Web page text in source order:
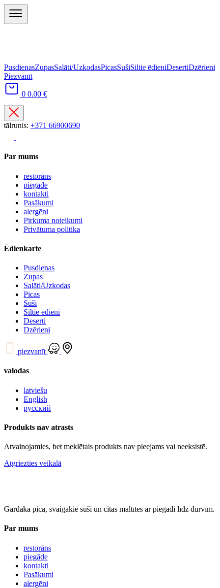
PusdienasZupasSalāti/UzkodasPicasSušiSiltie ēdieniDesertiDzērieni
Piezvanīt
0 0.00 €
tālrunis: +371 66900690
Par mums
restorāns
piegāde
kontakti
Pasākumi
alergēni
Pirkuma noteikumi
Privātuma politika
Ēdienkarte
Pusdienas
Zupas
Salāti/Uzkodas
Picas
Suši
Siltie ēdieni
Deserti
Dzērieni
piezvanīt
valodas
latviešu
English
русский
Produkts nav atrasts
Atvainojamies, bet meklētais produkts nav pieejams vai neeksistē.
Atgriezties veikalā
Gardākā pica, svaigākie suši un citas maltītes ar piegādi līdz durvīm.
Par mums
restorāns
piegāde
kontakti
Pasākumi
alergēni